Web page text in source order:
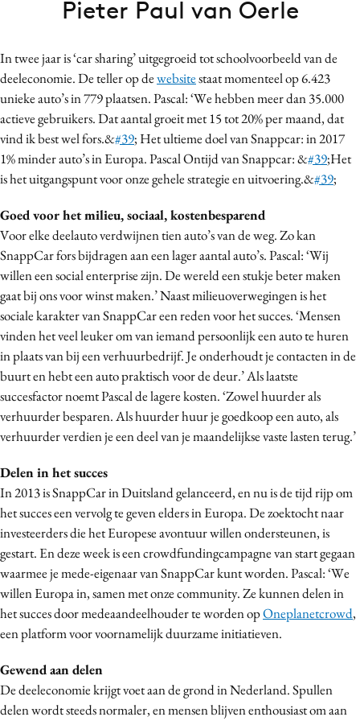
Carriere
Contentmarketing
Craft
Customer Experience
Data & Insights
Design
Digital transformation
Diversiteit
Effectiviteit
Gedragsverandering
Influencer marketing
Interne communicatie
Martech
Media
Merkstrategie
PR
Purpose Marketing
Reputatie & crisis
In twee jaar is ‘car sharing’ uitgegroeid tot schoolvoorbeeld van de
deeleconomie. De teller op dewebsitestaat momenteel op 6.423
unieke auto’s in 779 plaatsen. Pascal: ‘We hebben meer dan 35.000
actieve gebruikers. Dat aantal groeit met 15 tot 20% per maand, dat
vind ik best wel fors.&#39; Het ultieme doel van Snappcar: in 2017
1% minder auto’s in Europa. Pascal Ontijd van Snappcar: &#39;Het
is het uitgangspunt voor onze gehele strategie en uitvoering.&#39;
Goed voor het milieu, sociaal, kostenbesparend
Voor elke deelauto verdwijnen tien auto’s van de weg. Zo kan
SnappCar fors bijdragen aan een lager aantal auto’s. Pascal: ‘Wij
willen een social enterprise zijn. De wereld een stukje beter maken
gaat bij ons voor winst maken.’ Naast milieuoverwegingen is het
sociale karakter van SnappCar een reden voor het succes. ‘Mensen
vinden het veel leuker om van iemand persoonlijk een auto te huren
in plaats van bij een verhuurbedrijf. Je onderhoudt je contacten in de
buurt en hebt een auto praktisch voor de deur.’ Als laatste
succesfactor noemt Pascal de lagere kosten. ‘Zowel huurder als
verhuurder besparen. Als huurder huur je goedkoop een auto, als
verhuurder verdien je een deel van je maandelijkse vaste lasten terug.’
Delen in het succes
In 2013 is SnappCar in Duitsland gelanceerd, en nu is de tijd rijp om
het succes een vervolg te geven elders in Europa. De zoektocht naar
investeerders die het Europese avontuur willen ondersteunen, is
gestart. En deze week is een crowdfundingcampagne van start gegaan
waarmee je mede-eigenaar van SnappCar kunt worden. Pascal: ‘We
willen Europa in, samen met onze community. Ze kunnen delen in
het succes door medeaandeelhouder te worden opOneplanetcrowd,
een platform voor voornamelijk duurzame initiatieven.
Gewend aan delen
De deeleconomie krijgt voet aan de grond in Nederland. Spullen
delen wordt steeds normaler, en mensen blijven enthousiast om aan
Pieter Paul van Oerle